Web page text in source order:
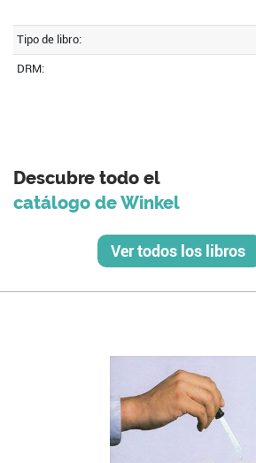
Tipo de libro:
DRM:
Descubre todo el
catálogo de Winkel
Ver todos los libros